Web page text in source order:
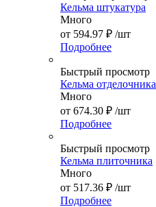
Кельма штукатура
Много
от 594.97 ₽ /шт
Подробнее
Быстрый просмотр
Кельма отделочника
Много
от 674.30 ₽ /шт
Подробнее
Быстрый просмотр
Кельма плиточника
Много
от 517.36 ₽ /шт
Подробнее